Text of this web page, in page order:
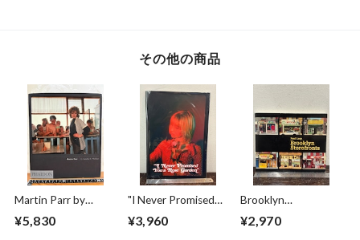
その他の商品
Martin Parr by
¥5,830
"I Never Promised
CHLOE SHEPPARD
¥3,960
Brooklyn
Lacy
¥2,970